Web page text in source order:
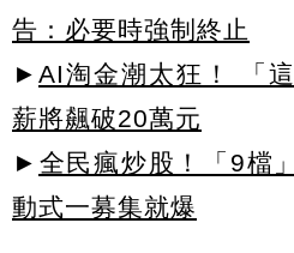
告：必要時強制終止
► AI淘金潮太狂！ 「
薪將飆破20萬元
► 全民瘋炒股！「9檔
動式一募集就爆